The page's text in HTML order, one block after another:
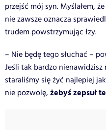
przejść mój syn. Myślałem,
nie zawsze oznacza
trudem powstrzymując łzy.
– Nie będę tego słuchać –
Jeśli tak bardzo
staraliśmy się żyć najlepiej
nie pozwolę, żebyś zepsuł